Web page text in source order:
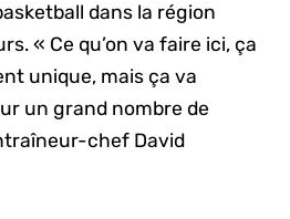
dans la région
« Ce qu’on va faire ici, ça
unique, mais ça va
un grand nombre de
chef David